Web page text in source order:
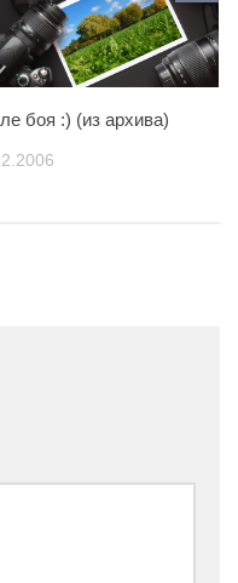
боя :) (из архива)